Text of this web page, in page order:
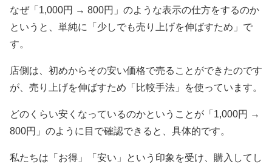
なぜ「1,000円 → 800円」のような表示の仕方をするのか
というと、単純に「少しでも売り上げを伸ばすため」で
す。
店側は、初めからその安い価格で売ることができたのです
が、売り上げを伸ばすため「比較手法」を使っています。
どのくらい安くなっているのかということが「1,000円 →
800円」のように目で確認できると、具体的です。
私たちは「お得」「安い」という印象を受け、購入してし